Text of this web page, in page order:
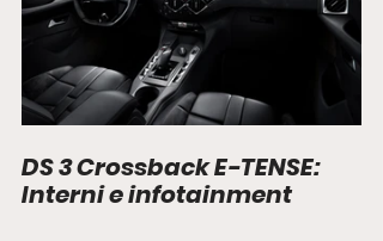
DS 3 Crossback E-TENSE:
Interni e infotainment